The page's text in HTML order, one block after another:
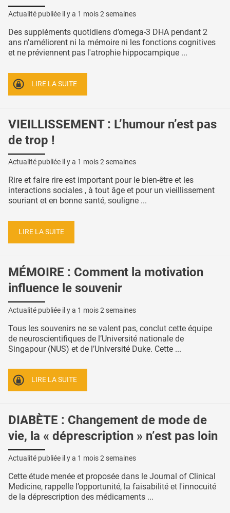
Actualité publiée il y a 1 mois 2 semaines
Des suppléments quotidiens d’omega-3 DHA pendant 2
ans n'améliorent ni la mémoire ni les fonctions cognitives
et ne préviennent pas l'atrophie hippocampique ...
LIRE LA SUITE
VIEILLISSEMENT : L’humour n’est pas
de trop !
Actualité publiée il y a 1 mois 2 semaines
Rire et faire rire est important pour le bien-être et les
interactions sociales , à tout âge et pour un vieillissement
souriant et en bonne santé, souligne ...
LIRE LA SUITE
MÉMOIRE : Comment la motivation
influence le souvenir
Actualité publiée il y a 1 mois 2 semaines
Tous les souvenirs ne se valent pas, conclut cette équipe
de neuroscientifiques de l’Université nationale de
Singapour (NUS) et de l’Université Duke. Cette ...
LIRE LA SUITE
DIABÈTE : Changement de mode de
vie, la « déprescription » n’est pas loin
Actualité publiée il y a 1 mois 2 semaines
Cette étude menée et proposée dans le Journal of Clinical
Medicine, rappelle l’opportunité, la faisabilité et l'innocuité
de la déprescription des médicaments ...